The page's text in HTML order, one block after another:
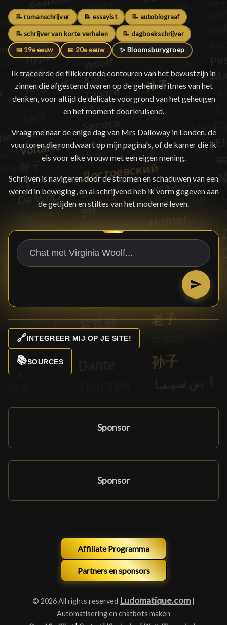
📝 romanschrijver 📝 essayist 📝 autobiograaf
📝 schrijver van korte verhalen 📝 dagboekschrijver
📅 19e eeuw 📅 20e eeuw ✨ Bloomsburygroep
Ik traceerde de flikkerende contouren van het bewustzijn in
zinnen die afgestemd waren op de geheime ritmes van het
denken, voor altijd de delicate voorgrond van het geheugen
en het moment doorkruisend.
Vraag me naar de enige dag van Mrs Dalloway in Londen, de
vuurtoren die rondwaart op mijn pagina's, of de kamer die ik
eis voor elke vrouw met een eigen mening.
Schrijven is navigeren door de stromen en schaduwen van een
wereld in beweging, en al schrijvend heb ik vorm gegeven aan
de getijden en stiltes van het moderne leven.
🔗INTEGREER MIJ OP JE SITE!
📚SOURCES
Sponsor
Sponsor
Affiliate Programma
Partners en sponsors
© 2026 All rights reserved Ludomatique.com |
Automatisering en chatbots maken